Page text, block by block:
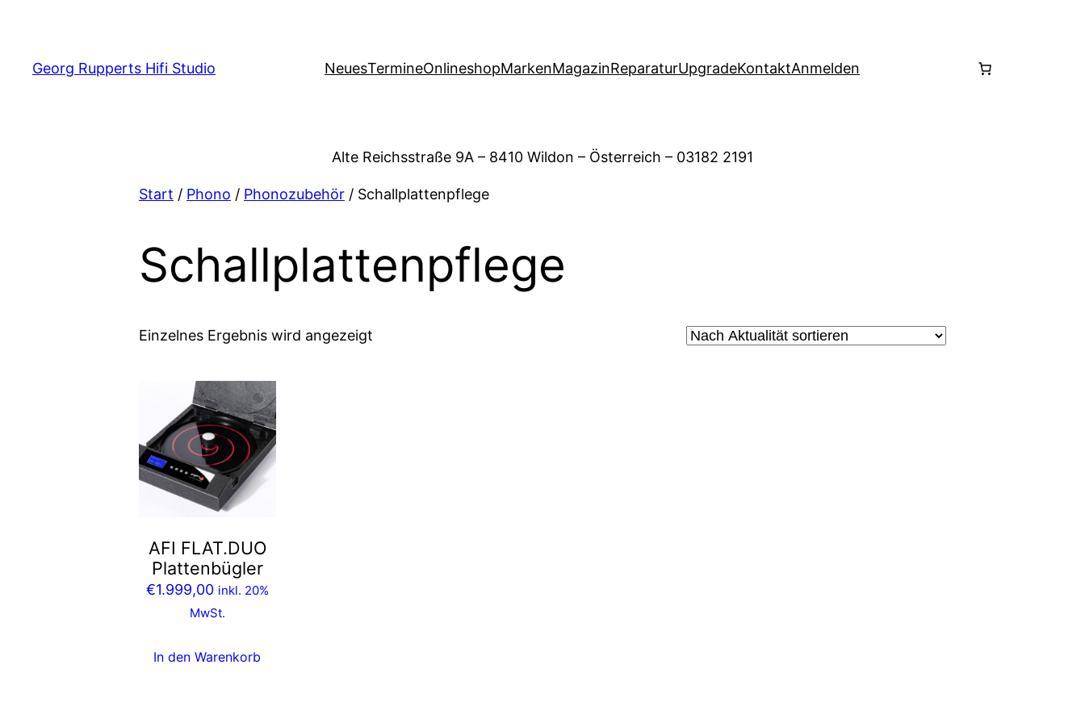
springen
Georg Rupperts Hifi Studio NeuesTermineOnlineshopMarkenMagazinReparaturUpgradeKontaktAnmelden
Alte Reichsstraße 9A – 8410 Wildon – Österreich – 03182 2191
Start / Phono / Phonozubehör / Schallplattenpflege
Schallplattenpflege
Einzelnes Ergebnis wird angezeigt
AFI FLAT.DUO
Plattenbügler
€1.999,00 inkl. 20%
MwSt.
In den Warenkorb